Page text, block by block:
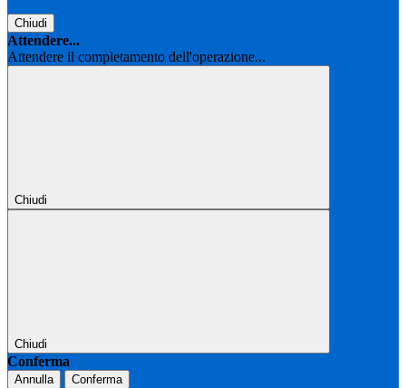
Chiudi
Attendere...
Attendere il completamento dell'operazione...
Chiudi
Chiudi
Conferma
Annulla Conferma